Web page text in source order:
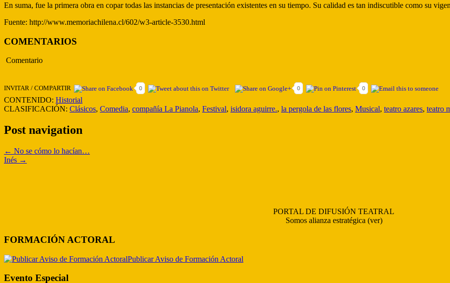
En suma, fue la primera obra en copar todas las instancias de presentación existentes en su tiempo. Su calidad es tan indiscutible como su
Fuente: http://www.memoriachilena.cl/602/w3-article-3530.html
COMENTARIOS
Comentario
INVITAR / COMPARTIR 0 0 0
CONTENIDO: Historial
CLASIFICACIÓN: Clásicos, Comedia, compañía La Pianola, Festival, isidora aguirre., la pergola de las flores, Musical, teatro azares, teatro
Post navigation
← No se cómo lo hacían…
Inés →
PORTAL DE DIFUSIÓN TEATRAL
Somos alianza estratégica (ver)
FORMACIÓN ACTORAL
Publicar Aviso de Formación Actoral
Evento Especial